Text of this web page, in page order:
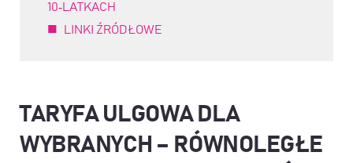
10‑LATKACH
LINKI ŹRÓDŁOWE
TARYFA ULGOWA DLA
WYBRANYCH – RÓWNOLEGŁE